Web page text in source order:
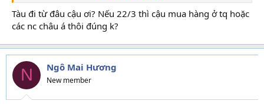
Vậy cả nhà cho mình hỏi?
1) Có cần phải LC trước khi book tàu hay k?
2) Làm thế nào để họ phải đưa hàng lên tàu sớm trong tháng 3
hoặc muộn nhất là đầu tháng 4? Ý mình là bắt họ phải có trách
nhiệm chứ k được đưa hàng về muộn
Em cảm ơn mọi người nhiều.
Tàu đi từ đâu cậu ơi? Nếu 22/3 thì cậu mua hàng ở tq hoặc
các nc châu á thôi đúng k?
N Ngô Mai Hương
New member